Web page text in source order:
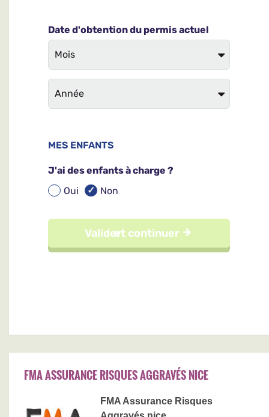
FMA ASSURANCE RISQUES AGGRAVÉS NICE
FMA Assurance Risques